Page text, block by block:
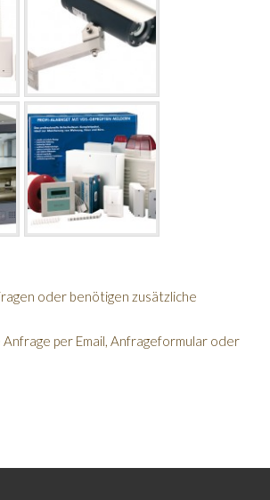
oder benötigen zusätzliche
Anfrage per Email, Anfrageformular oder